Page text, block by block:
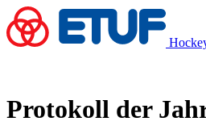
Protokoll der